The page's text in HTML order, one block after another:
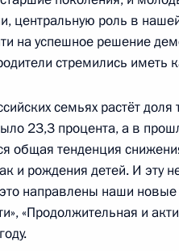
16:10
15:55
назначен врио Главы
15:50
центральную роль в
на успешное решение
стремились
семьях растёт
23,3 процента, а в
общая тенденция
и рождения детей. И эту
направлены наши
«Продолжительная и